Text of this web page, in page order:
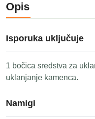
Opis
Isporuka uključuje
1 bočica sredstva za
uklanjanje kamenca.
Namigi